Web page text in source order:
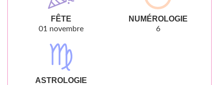
FÊTE
01 novembre
NUMÉROLOGIE
6
ASTROLOGIE